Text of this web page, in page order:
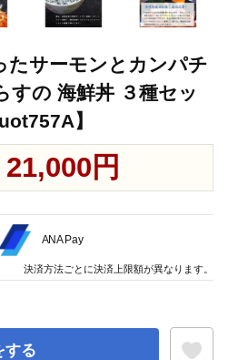
たサーモンとカンパチ
すの 海鮮丼 ３種セッ
】
21,000円
する
ANA Pay
決済方法ごとに決済上限額が異なります。